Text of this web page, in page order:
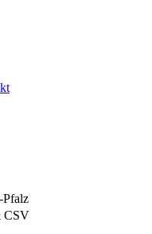
Pfalz
CSV